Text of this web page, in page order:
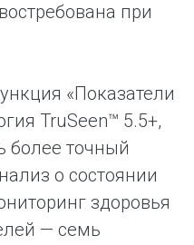
при
«Показатели
TruSeen™ 5.5+,
более точный
о состоянии
здоровья
— семь